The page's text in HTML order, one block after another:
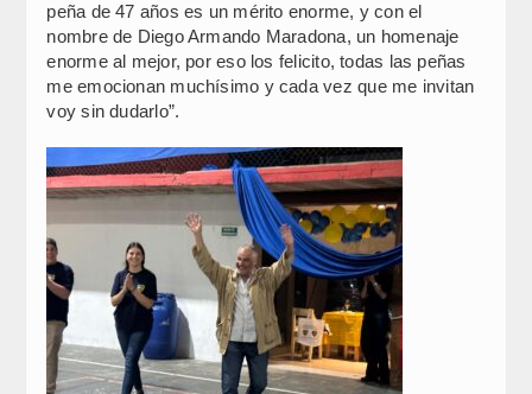
peña de 47 años es un mérito enorme, y con el
nombre de Diego Armando Maradona, un homenaje
enorme al mejor, por eso los felicito, todas las peñas
me emocionan muchísimo y cada vez que me invitan
voy sin dudarlo”.